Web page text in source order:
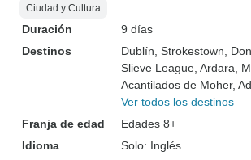
Ciudad y Cultura
Duración
9 días
Destinos
Dublín , Strokestown ,
Slieve League , Ardara ,
Acantilados de Moher,
Ver todos los destinos
Franja de edad
Edades 8+
Idioma
Solo: Inglés